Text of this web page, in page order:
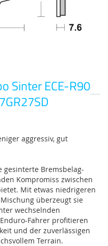
Sinter ECE-R90
aggressiv, gut
gesinterte Bremsbelag-
Kompromiss zwischen
Mit etwas niedrigeren
überzeugt sie
wechselnden
Fahrer profitieren
und der zuverlässigen
Terrain.